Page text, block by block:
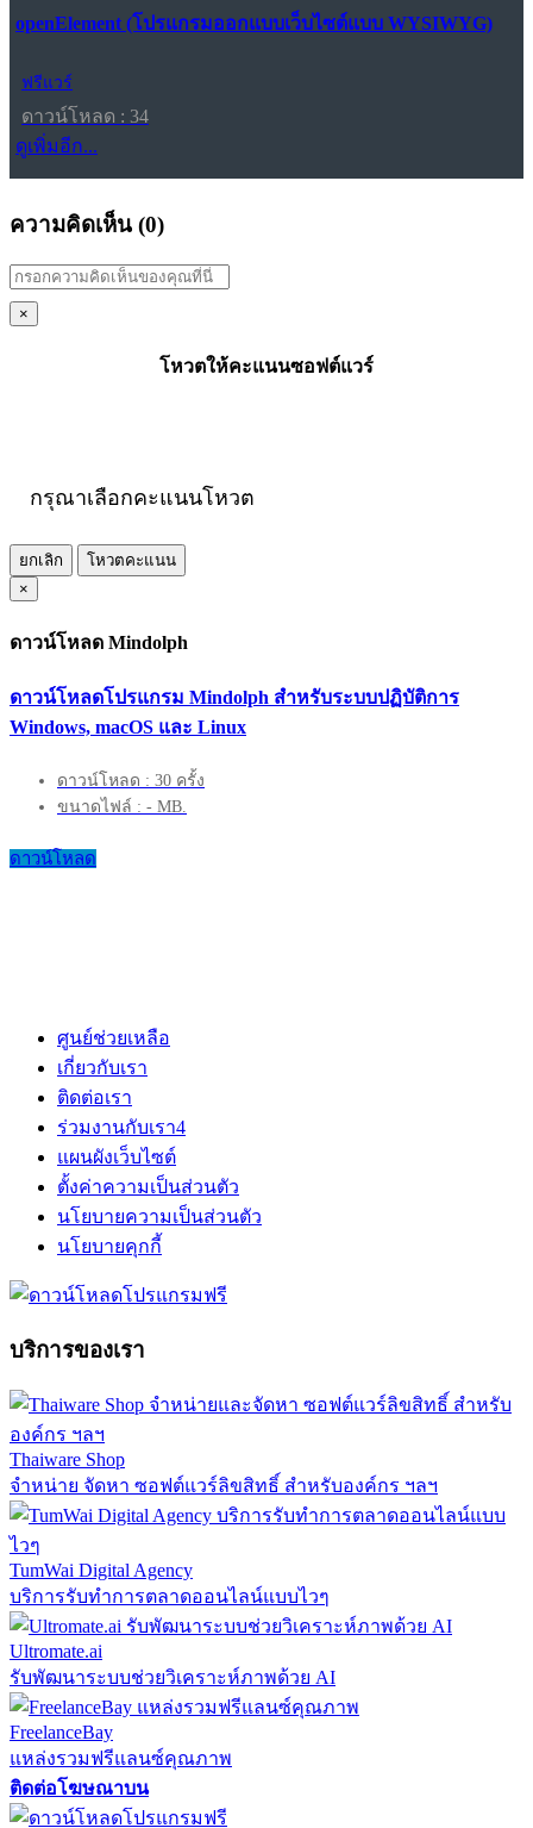
openElement (โปรแกรมออกแบบเว็บไซต์แบบ WYSIWYG)
ฟรีแวร์
ดาวน์โหลด : 34
ดูเพิ่มอีก...
ความคิดเห็น (0)
×
โหวตให้คะแนนซอฟต์แวร์
กรุณาเลือกคะแนนโหวต
ยกเลิก
โหวตคะแนน
×
ดาวน์โหลด Mindolph
ดาวน์โหลดโปรแกรม Mindolph สำหรับระบบปฏิบัติการ
Windows, macOS และ Linux
ดาวน์โหลด : 30 ครั้ง
ขนาดไฟล์ : - MB.
ดาวน์โหลด
ศูนย์ช่วยเหลือ
เกี่ยวกับเรา
ติดต่อเรา
ร่วมงานกับเรา4
แผนผังเว็บไซต์
ตั้งค่าความเป็นส่วนตัว
นโยบายความเป็นส่วนตัว
นโยบายคุกกี้
บริการของเรา
Thaiware Shop
จำหน่าย จัดหา ซอฟต์แวร์ลิขสิทธิ์ สำหรับองค์กร ฯลฯ
TumWai Digital Agency
บริการรับทำการตลาดออนไลน์แบบไวๆ
Ultromate.ai
รับพัฒนาระบบช่วยวิเคราะห์ภาพด้วย AI
FreelanceBay
แหล่งรวมฟรีแลนซ์คุณภาพ
ติดต่อโฆษณาบน